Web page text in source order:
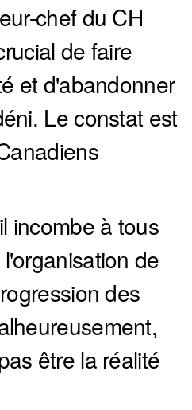
chef du CH
de faire
et d'abandonner
Le constat est
incombe à tous
de
des
être la réalité